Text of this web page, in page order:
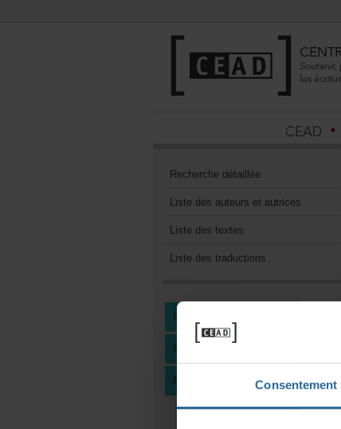
Consentement
Recherchedétaillée
Listedesauteursetautrices
Listedestextes
Listedestraductions
CENTREDEDOCUMENTATION
DEVENIRMEMBREDUCEAD
FAIREUNDON